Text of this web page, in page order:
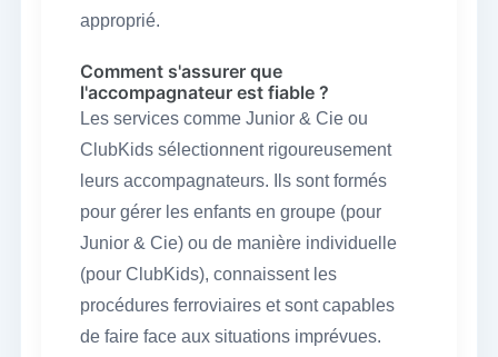
approprié.
Comment s'assurer que
l'accompagnateur est fiable ?
Les services comme Junior & Cie ou
ClubKids sélectionnent rigoureusement
leurs accompagnateurs. Ils sont formés
pour gérer les enfants en groupe (pour
Junior & Cie) ou de manière individuelle
(pour ClubKids), connaissent les
procédures ferroviaires et sont capables
de faire face aux situations imprévues.